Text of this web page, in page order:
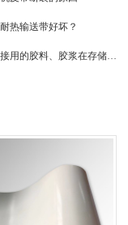
热输送带好坏？
· 输送带胶接用的胶料、胶浆在存储时有哪些要求